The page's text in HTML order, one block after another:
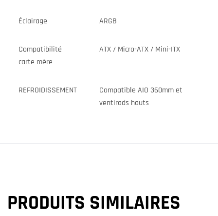
Éclairage ARGB
Compatibilité
carte mère
ATX / Micro-ATX / Mini-ITX
REFROIDISSEMENT
Compatible AIO 360mm et
ventirads hauts
PRODUITS SIMILAIRES